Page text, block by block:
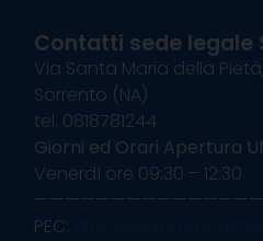
Contatti sede legale
Via Santa Maria della
Sorrento (NA)
tel. 0818781244
Giorni ed Orari Apertura
Venerdì ore 09:30 – 12:30
PEC: